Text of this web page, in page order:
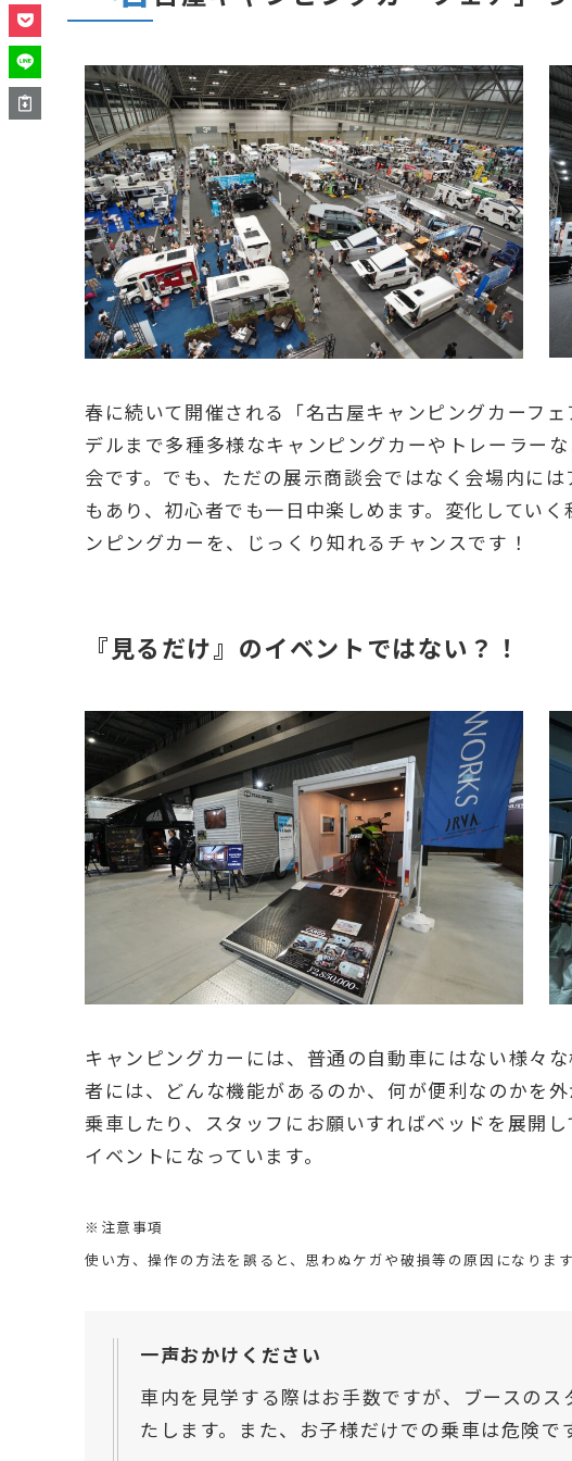
春に続いて開催される「名古屋キャンピングカーフ
デルまで多種多様なキャンピングカーやトレーラー
会です。でも、ただの展示商談会ではなく会場内に
もあり、初心者でも一日中楽しめます。変化してい
ンピングカーを、じっくり知れるチャンスです！
『見るだけ』のイベントではない？！
キャンピングカーには、普通の自動車にはない様々
者には、どんな機能があるのか、何が便利なのかを
乗車したり、スタッフにお願いすればベッドを展開
イベントになっています。
※注意事項
使い方、操作の方法を誤ると、思わぬケガや破損等の原因になりま
一声おかけください
車内を見学する際はお手数ですが、ブースの
たします。また、お子様だけでの乗車は危険で